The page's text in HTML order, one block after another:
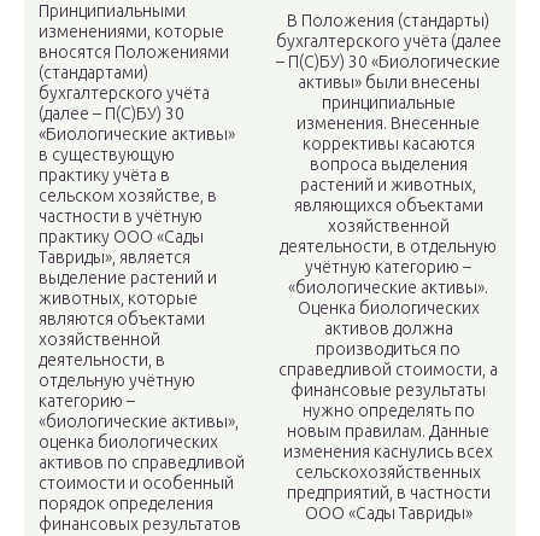
Принципиальными
изменениями, которые
вносятся Положениями
(стандартами)
бухгалтерского учёта
(далее – П(С)БУ) 30
«Биологические активы»
в существующую
практику учёта в
сельском хозяйстве, в
частности в учётную
практику ООО «Сады
Тавриды», является
выделение растений и
животных, которые
являются объектами
хозяйственной
деятельности, в
отдельную учётную
категорию –
«биологические активы»,
оценка биологических
активов по справедливой
стоимости и особенный
порядок определения
финансовых результатов
В Положения (стандарты)
бухгалтерского учёта (далее
– П(С)БУ) 30 «Биологические
активы» были внесены
принципиальные
изменения. Внесенные
коррективы касаются
вопроса выделения
растений и животных,
являющихся объектами
хозяйственной
деятельности, в отдельную
учётную категорию –
«биологические активы».
Оценка биологических
активов должна
производиться по
справедливой стоимости, а
финансовые результаты
нужно определять по
новым правилам. Данные
изменения каснулись всех
сельскохозяйственных
предприятий, в частности
ООО «Сады Тавриды»